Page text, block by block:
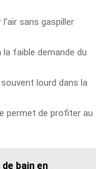
sans gaspiller
faible demande du
souvent lourd dans la
permet de profiter au
bain en